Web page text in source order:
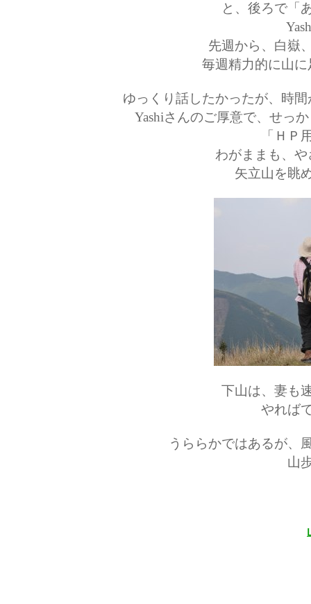
と、後ろで「
先週から、白嶽
毎週精力的に山
ゆっくり話したかったが、時
Yashiさんのご厚意で、せっ
「ＨＰ
わがままも、
矢立山を眺
下山は、妻も
やれば
うららかではあるが、
山